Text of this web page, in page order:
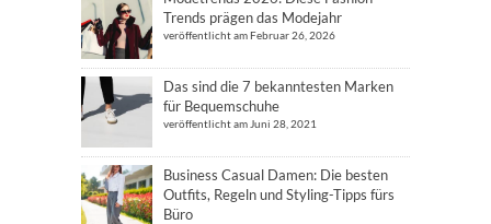
Trends prägen das Modejahr
veröffentlicht am Februar 26, 2026
Das sind die 7 bekanntesten Marken
für Bequemschuhe
veröffentlicht am Juni 28, 2021
Business Casual Damen: Die besten
Outfits, Regeln und Styling-Tipps fürs
Büro